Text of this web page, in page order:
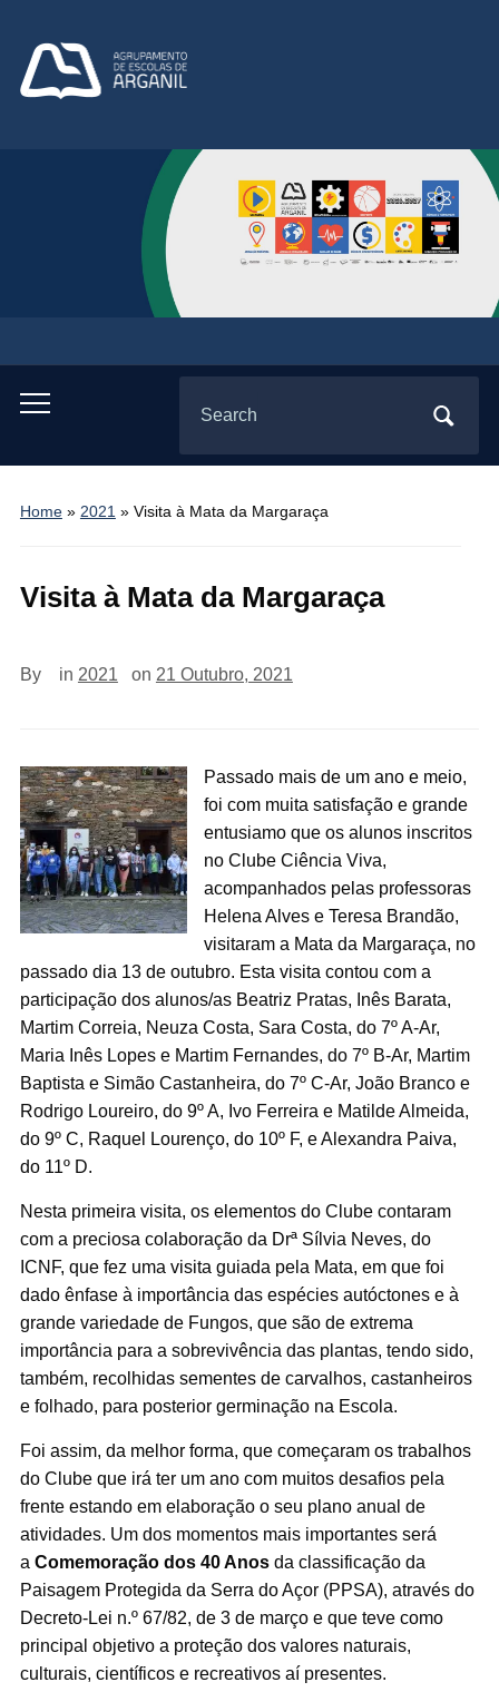
Toggle
menu
for:
Home» 2021 » Visita à Mata da Margaraça
Visita à Mata da Margaraça
By in 2021 on 21 Outubro, 2021
Passado mais de um ano e meio,
foi com muita satisfação e grande
entusiamo que os alunos inscritos
no Clube Ciência Viva,
acompanhados pelas professoras
Helena Alves e Teresa Brandão,
visitaram a Mata da Margaraça, no
passado dia 13 de outubro. Esta visita contou com a
participação dos alunos/as Beatriz Pratas, Inês Barata,
Martim Correia, Neuza Costa, Sara Costa, do 7º A-Ar,
Maria Inês Lopes e Martim Fernandes, do 7º B-Ar, Martim
Baptista e Simão Castanheira, do 7º C-Ar, João Branco e
Rodrigo Loureiro, do 9º A, Ivo Ferreira e Matilde Almeida,
do 9º C, Raquel Lourenço, do 10º F, e Alexandra Paiva,
do 11º D.
Nesta primeira visita, os elementos do Clube contaram
com a preciosa colaboração da Drª Sílvia Neves, do
ICNF, que fez uma visita guiada pela Mata, em que foi
dado ênfase à importância das espécies autóctones e à
grande variedade de Fungos, que são de extrema
importância para a sobrevivência das plantas, tendo sido,
também, recolhidas sementes de carvalhos, castanheiros
e folhado, para posterior germinação na Escola.
Foi assim, da melhor forma, que começaram os trabalhos
do Clube que irá ter um ano com muitos desafios pela
frente estando em elaboração o seu plano anual de
atividades. Um dos momentos mais importantes será
a Comemoração dos 40 Anosda classificação da
Paisagem Protegida da Serra do Açor (PPSA), através do
Decreto-Lei n.º 67/82, de 3 de março e que teve como
principal objetivo a proteção dos valores naturais,
culturais, científicos e recreativos aí presentes.